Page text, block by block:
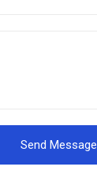
Send Message